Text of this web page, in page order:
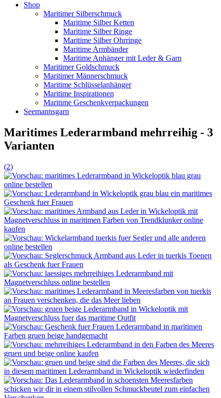
Shop
Maritimer Silberschmuck
Maritime Silber Ketten
Maritime Silber Ringe
Maritime Silber Ohrringe
Maritime Armbänder
Maritime Anhänger mit Leder & Garn
Maritimer Goldschmuck
Maritimer Männerschmuck
Maritime Schlüsselanhänger
Maritime Inspirationen
Maritime Geschenkverpackungen
Seemannsgarn
Maritimes Lederarmband mehrreihig - 3
Varianten
(2)